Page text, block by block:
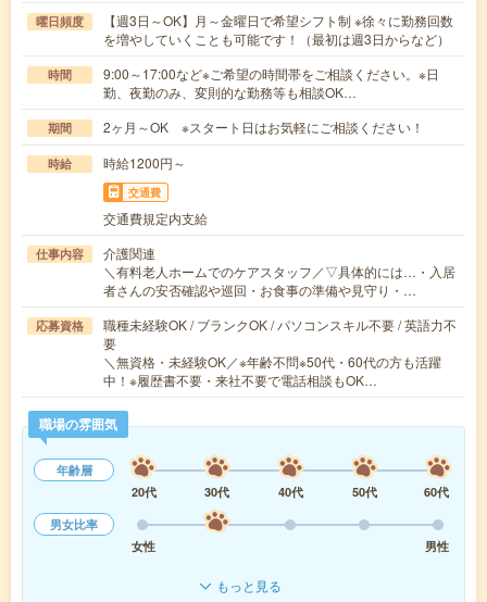
曜日頻度
【週3日～OK】月～金曜日で希望シフト制 ※徐々に勤務回数
を増やしていくことも可能です！（最初は週3日からなど）
時間
9:00～17:00など※ご希望の時間帯をご相談ください。※日
勤、夜勤のみ、変則的な勤務等も相談OK…
期間 2ヶ月～OK ※スタート日はお気軽にご相談ください！
時給 時給1200円～
交通費
交通費規定内支給
仕事内容
介護関連
＼有料老人ホームでのケアスタッフ／▽具体的には…・入居
者さんの安否確認や巡回・お食事の準備や見守り・…
応募資格
職種未経験OK / ブランクOK / パソコンスキル不要 / 英語力不
要
＼無資格・未経験OK／※年齢不問※50代・60代の方も活躍
中！※履歴書不要・来社不要で電話相談もOK…
職場の雰囲気
年齢層
20代
30代 40代 50代
60代
男女比率
女性
男性
もっと見る